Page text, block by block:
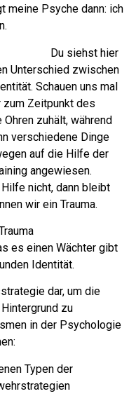
meine Psyche dann: ich
Du siehst hier
Unterschied zwischen
Schauen uns mal
zum Zeitpunkt des
zuhält, während
verschiedene Dinge
auf die Hilfe der
angewiesen.
nicht, dann bleibt
wir ein Trauma.
es einen Wächter gibt
Identität.
dar, um die
zu
in der Psychologie